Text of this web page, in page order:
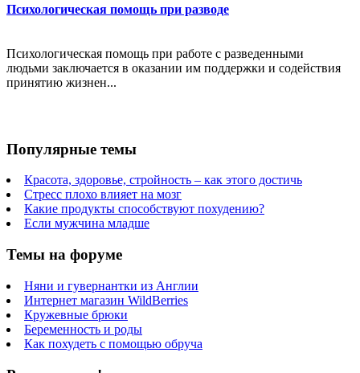
Психологическая помощь при разводе
Психологическая помощь при работе с разведенными
людьми заключается в оказании им поддержки и содействия
принятию жизнен...
Популярные темы
Красота, здоровье, стройность – как этого достичь
Стресс плохо влияет на мозг
Какие продукты способствуют похудению?
Если мужчина младше
Темы на форуме
Няни и гувернантки из Англии
Интернет магазин WildBerries
Кружевные брюки
Беременность и роды
Как похудеть с помощью обруча